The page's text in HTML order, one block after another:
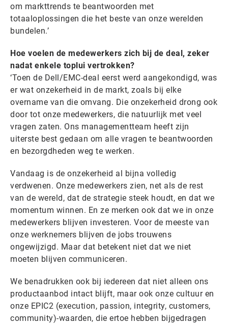
om markttrends te beantwoorden met
totaaloplossingen die het beste van onze werelden
bundelen.’
Hoe voelen de medewerkers zich bij de deal, zeker
nadat enkele toplui vertrokken?
‘Toen de Dell/EMC-deal eerst werd aangekondigd, was
er wat onzekerheid in de markt, zoals bij elke
overname van die omvang. Die onzekerheid drong ook
door tot onze medewerkers, die natuurlijk met veel
vragen zaten. Ons managementteam heeft zijn
uiterste best gedaan om alle vragen te beantwoorden
en bezorgdheden weg te werken.
Vandaag is de onzekerheid al bijna volledig
verdwenen. Onze medewerkers zien, net als de rest
van de wereld, dat de strategie steek houdt, en dat we
momentum winnen. En ze merken ook dat we in onze
medewerkers blijven investeren. Voor de meeste van
onze werknemers blijven de jobs trouwens
ongewijzigd. Maar dat betekent niet dat we niet
moeten blijven communiceren.
We benadrukken ook bij iedereen dat niet alleen ons
productaanbod intact blijft, maar ook onze cultuur en
onze EPIC2 (execution, passion, integrity, customers,
community)-waarden, die ertoe hebben bijgedragen